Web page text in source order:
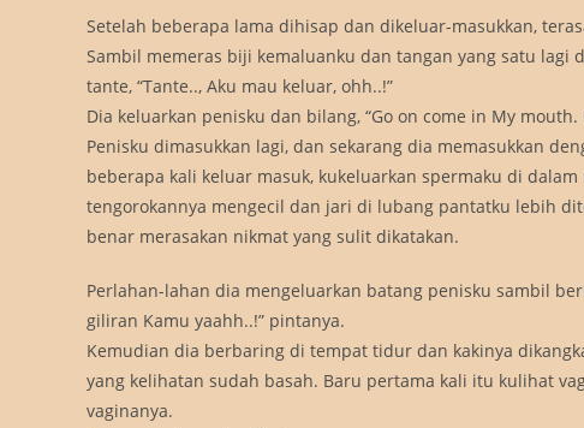
Setelah beberapa lama dihisap dan dikeluar-masukkan,
Sambil memeras biji kemaluanku dan tangan yang satu lagi
tante, “Tante.., Aku mau keluar, ohh..!”
Dia keluarkan penisku dan bilang, “Go on come in My
Penisku dimasukkan lagi, dan sekarang dia memasukkan
beberapa kali keluar masuk, kukeluarkan spermaku di
tengorokannya mengecil dan jari di lubang pantatku lebih
benar merasakan nikmat yang sulit dikatakan.
Perlahan-lahan dia mengeluarkan batang penisku sambil
giliran Kamu yaahh..!” pintanya.
Kemudian dia berbaring di tempat tidur dan kakinya
yang kelihatan sudah basah. Baru pertama kali itu kulihat
vaginanya.